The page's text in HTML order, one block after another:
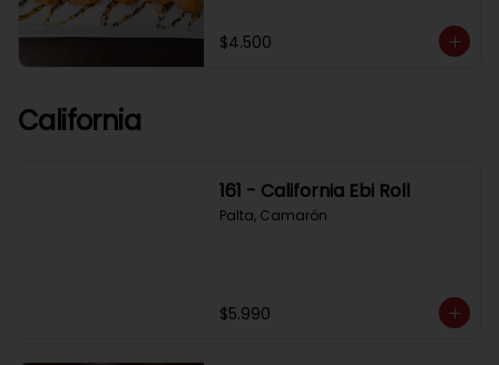
$4.500
California
161 - California Ebi Roll
Palta, Camarón
$5.990